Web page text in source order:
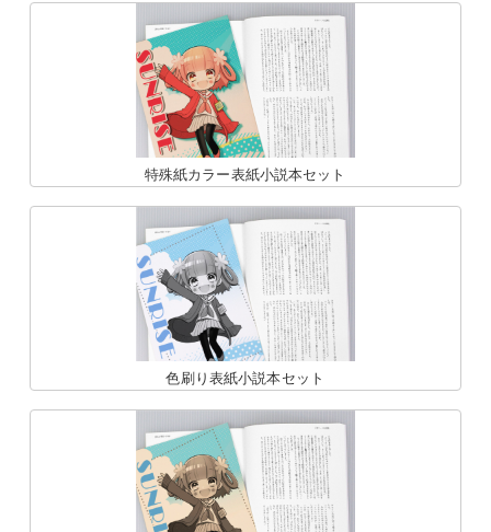
特殊紙カラー表紙小説本セット
色刷り表紙小説本セット